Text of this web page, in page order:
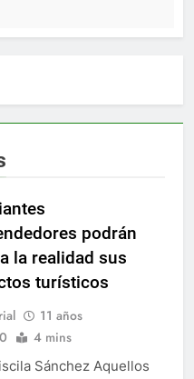
podrán
la realidad sus
turísticos
11 años
0 4 mins
Sánchez Aquellos